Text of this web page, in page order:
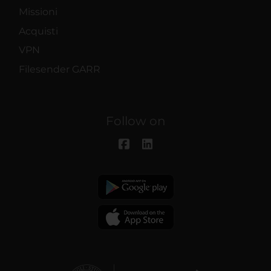
Missioni
Acquisti
VPN
Filesender GARR
Follow on